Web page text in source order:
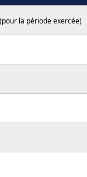
(pour la période exercée)